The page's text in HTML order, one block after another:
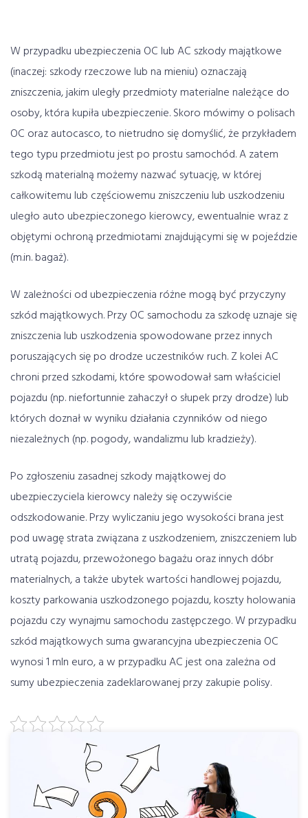
W przypadku ubezpieczenia OC lub AC szkody majątkowe
(inaczej: szkody rzeczowe lub na mieniu) oznaczają
zniszczenia, jakim uległy przedmioty materialne należące do
osoby, która kupiła ubezpieczenie. Skoro mówimy o polisach
OC oraz autocasco, to nietrudno się domyślić, że przykładem
tego typu przedmiotu jest po prostu samochód. A zatem
szkodą materialną możemy nazwać sytuację, w której
całkowitemu lub częściowemu zniszczeniu lub uszkodzeniu
uległo auto ubezpieczonego kierowcy, ewentualnie wraz z
objętymi ochroną przedmiotami znajdującymi się w pojeździe
(m.in. bagaż).
W zależności od ubezpieczenia różne mogą być przyczyny
szkód majątkowych. Przy OC samochodu za szkodę uznaje się
zniszczenia lub uszkodzenia spowodowane przez innych
poruszających się po drodze uczestników ruch. Z kolei AC
chroni przed szkodami, które spowodował sam właściciel
pojazdu (np. niefortunnie zahaczył o słupek przy drodze) lub
których doznał w wyniku działania czynników od niego
niezależnych (np. pogody, wandalizmu lub kradzieży).
Po zgłoszeniu zasadnej szkody majątkowej do
ubezpieczyciela kierowcy należy się oczywiście
odszkodowanie. Przy wyliczaniu jego wysokości brana jest
pod uwagę strata związana z uszkodzeniem, zniszczeniem lub
utratą pojazdu, przewożonego bagażu oraz innych dóbr
materialnych, a także ubytek wartości handlowej pojazdu,
koszty parkowania uszkodzonego pojazdu, koszty holowania
pojazdu czy wynajmu samochodu zastępczego. W przypadku
szkód majątkowych suma gwarancyjna ubezpieczenia OC
wynosi 1 mln euro, a w przypadku AC jest ona zależna od
sumy ubezpieczenia zadeklarowanej przy zakupie polisy.